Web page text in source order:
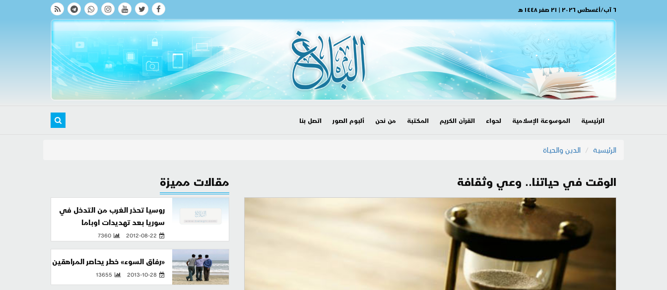
٦ آب/أغسطس ٢٠٢٦ | ٢١ صفر ١٤٤٨ هـ
الرئيسية الموسوعة الإسلامية لحواء القرآن الكريم المكتبة من نحن ألبوم الصور اتصل بنا
الرئيسية الدين والحياة
الوقت في حياتنا.. وعي وثقافة مقالات مميزة
روسيا تحذر الغرب من التدخل في
سوريا بعد تهديدات اوباما
2012-08-22
7360
«رفاق السوء» خطر يحاصر المراهقين
2013-10-28
13655